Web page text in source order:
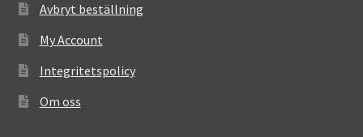
Avbryt beställning
My Account
Integritetspolicy
Om oss